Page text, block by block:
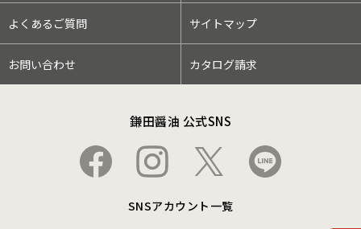
よくあるご質問 サイトマップ
お問い合わせ カタログ請求
鎌田醤油 公式SNS
SNSアカウント一覧